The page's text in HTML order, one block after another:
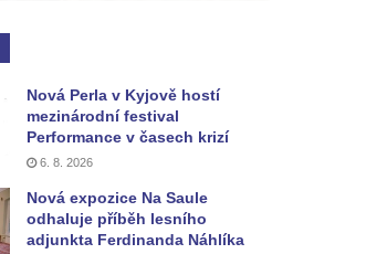
Nová Perla v Kyjově hostí
mezinárodní festival
Performance v časech krizí
6. 8. 2026
Nová expozice Na Saule
odhaluje příběh lesního
adjunkta Ferdinanda Náhlíka